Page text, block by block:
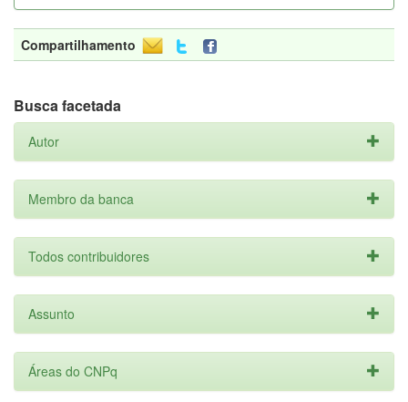
Compartilhamento
Busca facetada
Autor
Membro da banca
Todos contribuidores
Assunto
Áreas do CNPq